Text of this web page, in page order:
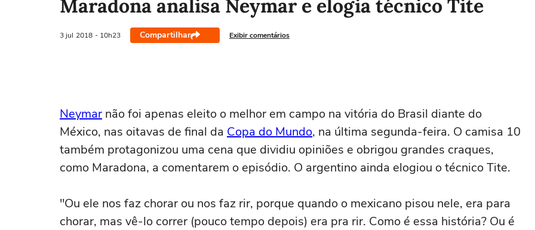
Maradona analisa Neymar e elogia técnico Tite
3 jul 2018 - 10h23 Compartilhar Exibir comentários
Neymar não foi apenas eleito o melhor em campo na vitória do Brasil diante do
México, nas oitavas de final da Copa do Mundo, na última segunda-feira. O camisa 10
também protagonizou uma cena que dividiu opiniões e obrigou grandes craques,
como Maradona, a comentarem o episódio. O argentino ainda elogiou o técnico Tite.
"Ou ele nos faz chorar ou nos faz rir, porque quando o mexicano pisou nele, era para
chorar, mas vê-lo correr (pouco tempo depois) era pra rir. Como é essa história? Ou é